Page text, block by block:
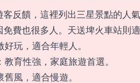
反饋，這裡列出三星景點的人
費也很多人。天送埤火車站則適
玩，適合年輕人。
育性強，家庭旅遊首選。
風，適合慢遊。